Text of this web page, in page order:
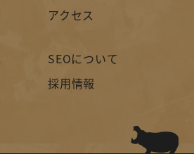
アクセス
SEOについて
採用情報